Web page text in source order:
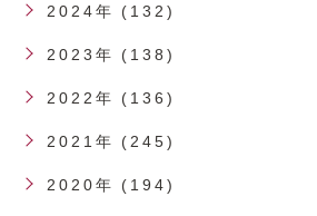
2024年 (132)
2023年 (138)
2022年 (136)
2021年 (245)
2020年 (194)